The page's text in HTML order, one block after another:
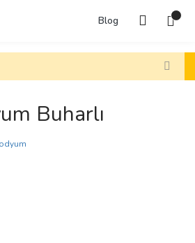
Blog
Buharlı